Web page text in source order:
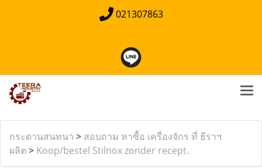
021307863
กระดานสนทนา > สอบถาม หาซื้อ เครื่องจักร ที่ ธีราฯ
ผลิต > Koop/bestel Stilnox zonder recept.